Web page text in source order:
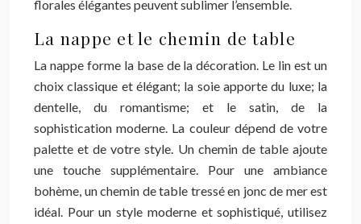
florales élégantes peuvent sublimer l’ensemble.
La nappe et le chemin de table
La nappe forme la base de la décoration. Le lin est un
choix classique et élégant; la soie apporte du luxe; la
dentelle, du romantisme; et le satin, de la
sophistication moderne. La couleur dépend de votre
palette et de votre style. Un chemin de table ajoute
une touche supplémentaire. Pour une ambiance
bohème, un chemin de table tressé en jonc de mer est
idéal. Pour un style moderne et sophistiqué, utilisez